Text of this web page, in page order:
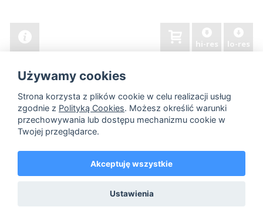
hi-res lo-res
Używamy cookies
Strona korzysta z plików cookie w celu realizacji usług
zgodnie z Polityką Cookies. Możesz określić warunki
przechowywania lub dostępu mechanizmu cookie w
Twojej przeglądarce.
Akceptuję wszystkie
Ustawienia